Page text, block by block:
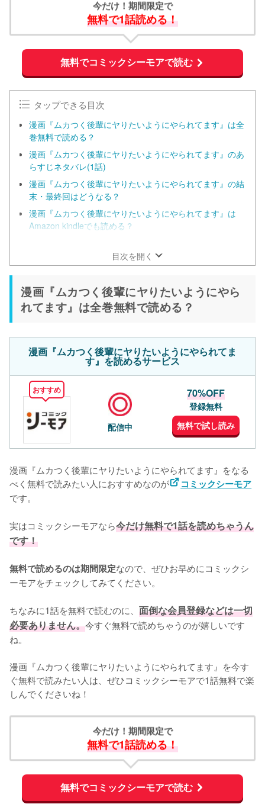
今だけ！期間限定で
無料で1話読める！
無料でコミックシーモアで読む
タップできる目次
漫画『ムカつく後輩にヤりたいようにやられてます』は全
巻無料で読める？
漫画『ムカつく後輩にヤりたいようにやられてます』のあ
らすじネタバレ(1話)
漫画『ムカつく後輩にヤりたいようにやられてます』の結
末・最終回はどうなる？
漫画『ムカつく後輩にヤりたいようにやられてます』は
Amazon kindleでも読める？
得に読める漫画サイト一覧目次を開く
漫画『ムカつく後輩にヤりたいようにやら
れてます』は全巻無料で読める？
漫画『ムカつく後輩にヤりたいようにやられてま
す』を読めるサービス
おすすめ
配信中
70%OFF
登録無料
無料で試し読み
漫画『ムカつく後輩にヤりたいようにやられてます』をなる
べく無料で読みたい人におすすめなのが
コミックシーモア
です。
実はコミックシーモアなら今だけ無料で1話を読めちゃうん
です！
無料で読めるのは期間限定なので、ぜひお早めにコミックシ
ーモアをチェックしてみてください。
ちなみに1話を無料で読むのに、 面倒な会員登録などは一切
必要ありません。今すぐ無料で読めちゃうのが嬉しいです
ね。
漫画『ムカつく後輩にヤりたいようにやられてます』を今す
ぐ無料で読みたい人は、ぜひコミックシーモアで1話無料で楽
しんでくださいね！
今だけ！期間限定で
無料で1話読める！
無料でコミックシーモアで読む